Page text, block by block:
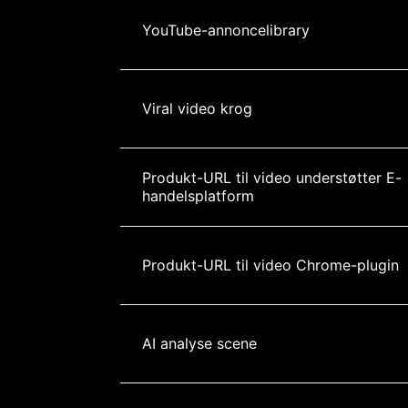
YouTube-annoncelibrary
Viral video krog
Produkt-URL til video understøtter E-
handelsplatform
Produkt-URL til video Chrome-plugin
AI analyse scene